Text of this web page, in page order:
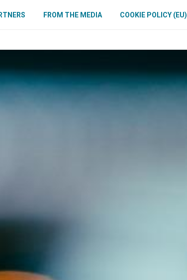
FROM THE MEDIA COOKIE POLICY (EU)